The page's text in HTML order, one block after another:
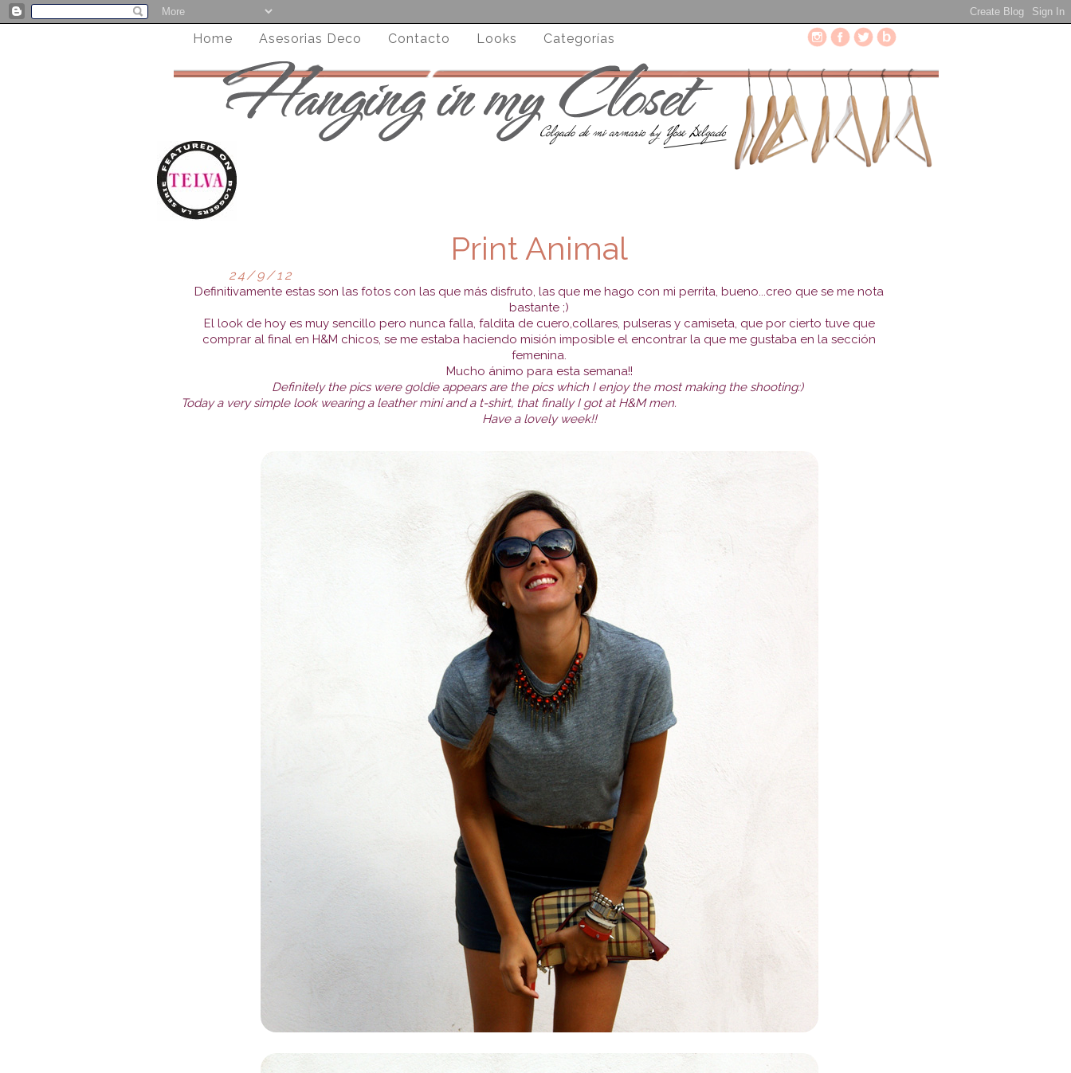
Home Asesorias Deco Contacto Looks Categorías
24/9/12
Print Animal
Definitivamente estas son las fotos con las que más disfruto, las que me hago con mi perrita, bueno...creo que se me nota
bastante ;)
El look de hoy es muy sencillo pero nunca falla, faldita de cuero,collares, pulseras y camiseta, que por cierto tuve que
comprar al final en H&M chicos, se me estaba haciendo misión imposible el encontrar la que me gustaba en la sección
femenina.
Mucho ánimo para esta semana!!
Definitely the pics were goldie appears are the pics which I enjoy the most making the shooting:)
Today a very simple look wearing a leather mini and a t-shirt, that finally I got at H&M men.
Have a lovely week!!